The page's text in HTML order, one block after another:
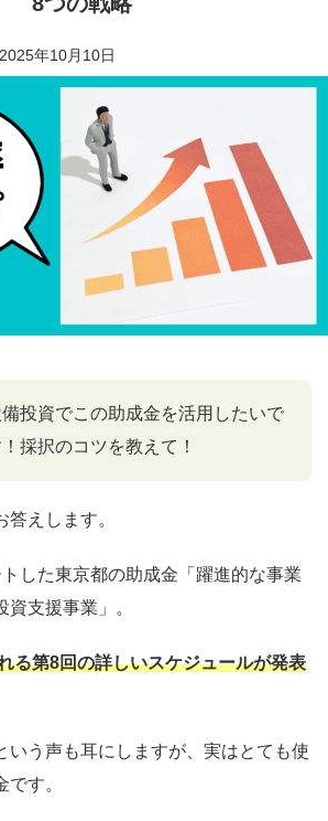
2025年10月10日
投資でこの助成金を活用したいで
採択のコツを教えて！
答えします。
した東京都の助成金「躍進的な事業
支援事業」。
る第8回の詳しいスケジュールが発表
いう声も耳にしますが、実はとても使
す。